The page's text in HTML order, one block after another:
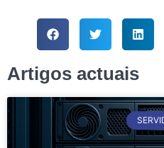
Artigos actuais